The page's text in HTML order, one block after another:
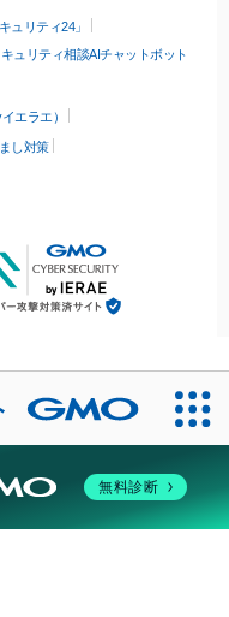
ュリティ24」
ュリティ相談AIチャットボット
エラエ）
し対策
無料診断